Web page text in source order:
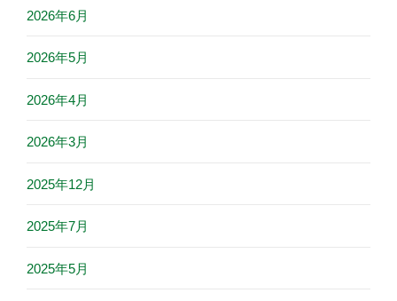
2026年6月
2026年5月
2026年4月
2026年3月
2025年12月
2025年7月
2025年5月